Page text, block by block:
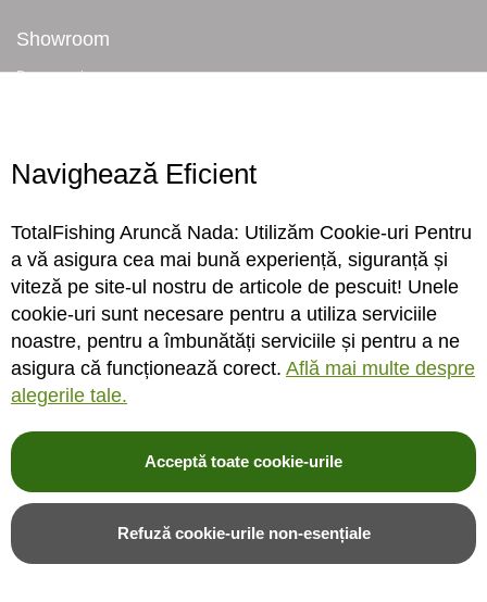
Showroom
Despre noi
Conecteaza-te
Sa ne cunoastem mai bine. Vino alaturi de noi pe reteaua ta preferata. Te
asteptam cu stiri, surprize, concursuri, premii ...
© 2004-2026 TotalFishing SRL. Toate drepturile rezervate. Citititermeni si
fisiere cookie ,politica de confidentialitate si protectia datelor
* Pozele produselor sunt folosite cu acordul furnizorilor si sunt doar cu titlu de
Navighează Eficient
TotalFishing Aruncă Nada: Utilizăm Cookie-uri Pentru
a vă asigura cea mai bună experiență, siguranță și
viteză pe site-ul nostru de articole de pescuit! Unele
cookie-uri sunt necesare pentru a utiliza serviciile
noastre, pentru a îmbunătăți serviciile și pentru a ne
asigura că funcționează corect. Află mai multe despre
alegerile tale.
Acceptă toate cookie-urile
Refuză cookie-urile non-esențiale